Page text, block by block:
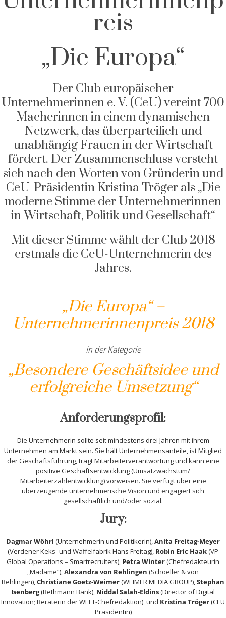
reis
„Die Europa“
Der Club europäischer
Unternehmerinnen e. V. (CeU) vereint 700
Macherinnen in einem dynamischen
Netzwerk, das überparteilich und
unabhängig Frauen in der Wirtschaft
fördert. Der Zusammenschluss versteht
sich nach den Worten von Gründerin und
CeU-Präsidentin Kristina Tröger als „Die
moderne Stimme der Unternehmerinnen
in Wirtschaft, Politik und Gesellschaft“
Mit dieser Stimme wählt der Club 2018
erstmals die CeU-Unternehmerin des
Jahres.
„Die Europa“ –
Unternehmerinnenpreis 2018
in der Kategorie
„Besondere Geschäftsidee und
erfolgreiche Umsetzung“
Anforderungsprofil:
Die Unternehmerin sollte seit mindestens drei Jahren mit ihrem
Unternehmen am Markt sein. Sie hält Unternehmensanteile, ist Mitglied
der Geschäftsführung, trägt Mitarbeiterverantwortung und kann eine
positive Geschäftsentwicklung (Umsatzwachstum/
Mitarbeiterzahlentwicklung) vorweisen. Sie verfügt über eine
überzeugende unternehmerische Vision und engagiert sich
gesellschaftlich und/oder sozial.
Jury:
Dagmar Wöhrl (Unternehmerin und Politikerin), Anita Freitag-Meyer
(Verdener Keks- und Waffelfabrik Hans Freitag), Robin Eric Haak(VP
Global Operations – Smartrecruiters), Petra Winter(Chefredakteurin
„Madame“), Alexandra von Rehlingen (Schoeller & von
Rehlingen), Christiane Goetz-Weimer(WEIMER MEDIA GROUP), Stephan
Isenberg(Bethmann Bank), Niddal Salah-Eldins(Director of Digital
Innovation; Beraterin der WELT-Chefredaktion) und Kristina Tröger(CEU
Präsidentin)